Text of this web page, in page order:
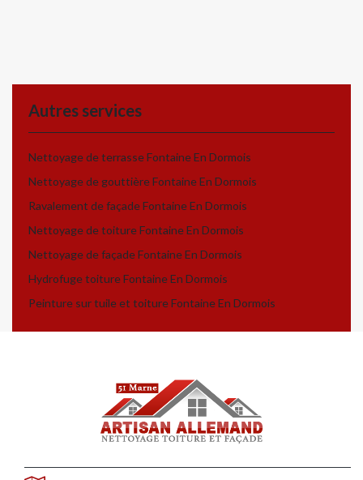
Autres services
Nettoyage de terrasse Fontaine En Dormois
Nettoyage de gouttière Fontaine En Dormois
Ravalement de façade Fontaine En Dormois
Nettoyage de toiture Fontaine En Dormois
Nettoyage de façade Fontaine En Dormois
Hydrofuge toiture Fontaine En Dormois
Peinture sur tuile et toiture Fontaine En Dormois